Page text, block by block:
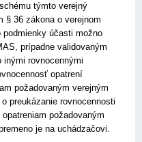
týmto verejný
§ 36 zákona o verejnom
účasti možno
prípadne validovaným
inými rovnocennými
opatrení
požadovaným verejným
preukázanie rovnocennosti
požadovaným
je na uchádzačovi.